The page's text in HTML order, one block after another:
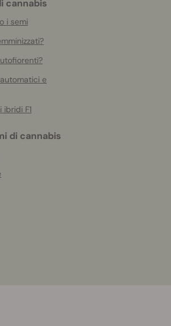
cannabis
i semi
e
F1
di cannabis